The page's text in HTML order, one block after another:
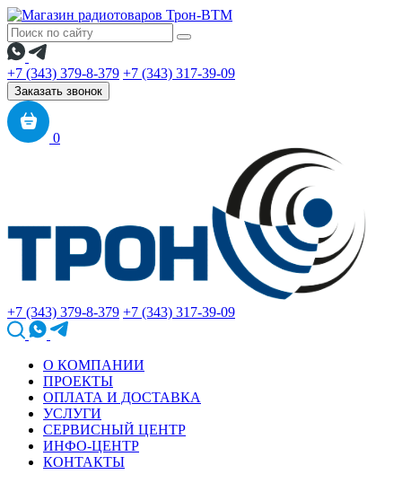
+7 (343) 379-8-379 +7 (343) 317-39-09
Заказать звонок
0
+7 (343) 379-8-379 +7 (343) 317-39-09
О КОМПАНИИ
ПРОЕКТЫ
ОПЛАТА И ДОСТАВКА
УСЛУГИ
СЕРВИСНЫЙ ЦЕНТР
ИНФО-ЦЕНТР
КОНТАКТЫ